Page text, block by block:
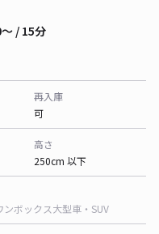
/ 15分
再入庫
可
高さ
250cm 以下
ンボックス大型車・SUV